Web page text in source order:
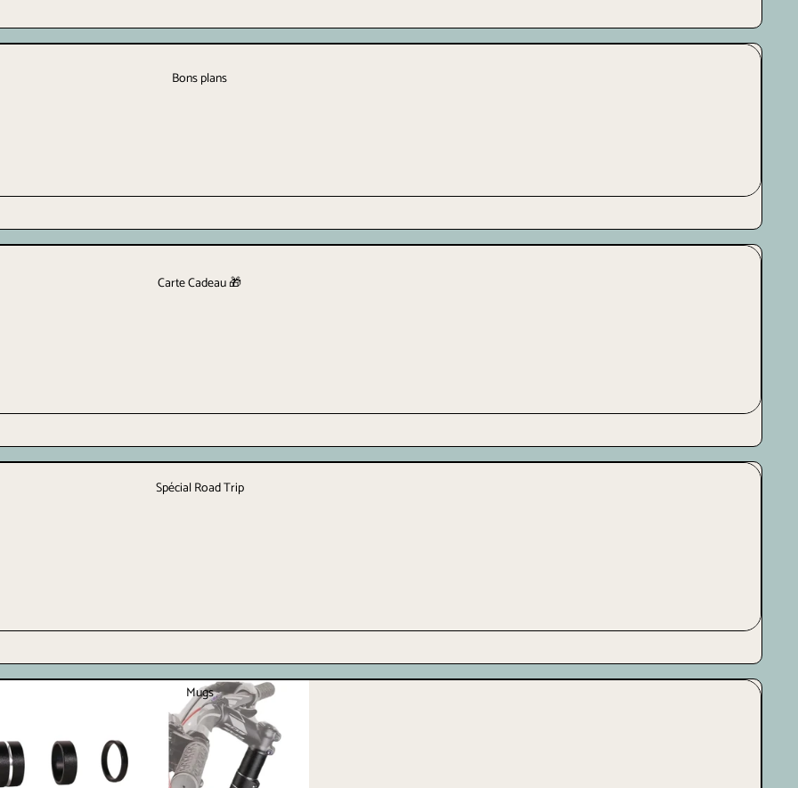
Bons plans
Carte Cadeau 🎁
Spécial Road Trip
Mugs